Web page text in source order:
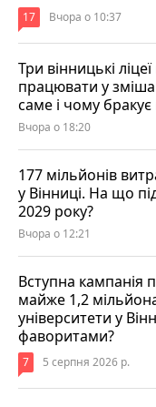
17 Вчора о 10:37
Три вінницькі
працювати у
саме і чому бракує
Вчора о 18:20
177 мільйонів
у Вінниці. На що
2029 року?
Вчора о 12:21
Вступна кампанія
майже 1,2
університети у
фаворитами?
7 5 серпня 2026 р.